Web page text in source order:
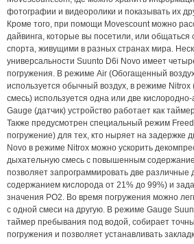
фотографии и видеоролики и показывать их
Кроме того, при помощи Movescount можно
дайвинга, которые вы посетили, или общаться
спорта, живущими в разных странах мира.
универсальности Suunto D6i Novo имеет
погружения. В режиме Air (Обогащенный
используется обычный воздух, в режиме Nitrox
смесь) используется одна или две
Gauge (датчик) устройство работает как
Также предусмотрен специальный режим
погружение) для тех, кто ныряет на задержке
Novo в режиме Nitrox можно ускорить
дыхательную смесь с повышенным
позволяет запрограммировать две различные
содержанием кислорода от 21% до 99%) и
значения PO2. Во время погружения можно
с одной смеси на другую. В режиме Gauge
таймер пребывания под водой, собирает
погружения и позволяет устанавливать